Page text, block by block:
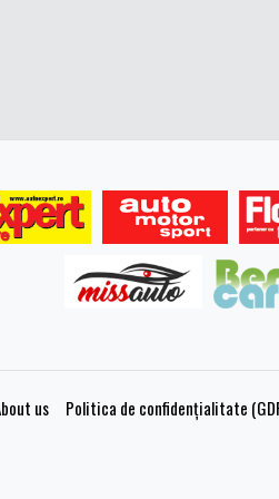
us Politica de confidențialitate